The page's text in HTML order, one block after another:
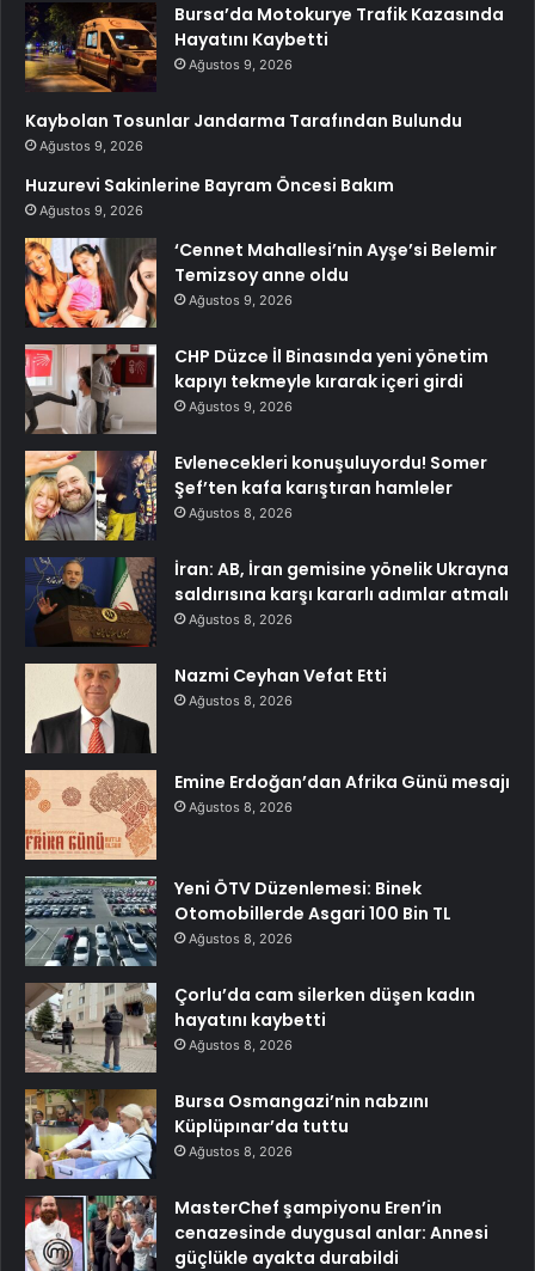
Bursa’da Motokurye Trafik Kazasında
Hayatını Kaybetti
Ağustos 9, 2026
Kaybolan Tosunlar Jandarma Tarafından Bulundu
Ağustos 9, 2026
Huzurevi Sakinlerine Bayram Öncesi Bakım
Ağustos 9, 2026
‘Cennet Mahallesi’nin Ayşe’si Belemir
Temizsoy anne oldu
Ağustos 9, 2026
CHP Düzce İl Binasında yeni yönetim
kapıyı tekmeyle kırarak içeri girdi
Ağustos 9, 2026
Evlenecekleri konuşuluyordu! Somer
Şef’ten kafa karıştıran hamleler
Ağustos 8, 2026
İran: AB, İran gemisine yönelik Ukrayna
saldırısına karşı kararlı adımlar atmalı
Ağustos 8, 2026
Nazmi Ceyhan Vefat Etti
Ağustos 8, 2026
Emine Erdoğan’dan Afrika Günü mesajı
Ağustos 8, 2026
Yeni ÖTV Düzenlemesi: Binek
Otomobillerde Asgari 100 Bin TL
Ağustos 8, 2026
Çorlu’da cam silerken düşen kadın
hayatını kaybetti
Ağustos 8, 2026
Bursa Osmangazi’nin nabzını
Küplüpınar’da tuttu
Ağustos 8, 2026
MasterChef şampiyonu Eren’in
cenazesinde duygusal anlar: Annesi
güçlükle ayakta durabildi